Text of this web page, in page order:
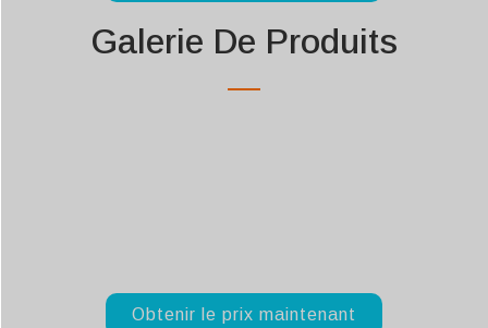
Galerie De Produits
Obtenir le prix maintenant